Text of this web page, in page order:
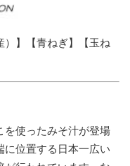
）】【青ねぎ】【玉ね
使ったみそ汁が登場
に位置する日本一広い